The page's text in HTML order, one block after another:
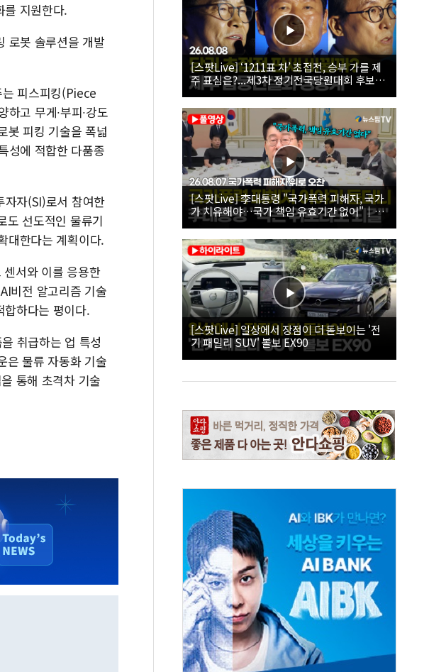
를 지원한다.
로봇 솔루션을 개발
피스피킹(Piece
고 무게∙부피∙강도
봇 피킹 기술을 폭넓
성에 적합한 다품종
자자(SI)로서 참여한
도 선도적인 물류기
대한다는 계획이다.
서와 이를 응용한
비전 알고리즘 기술
하다는 평이다.
취급하는 업 특성
은 물류 자동화 기술
통해 초격차 기술
[스팟Live] ‘1211표 차’ 초접전, 승부 가를 제
주 표심은?...제3차 정기전국당원대회 후보자
제주 합동연설회 생중계 | 26.08.08
[스팟Live] 李대통령 "국가폭력 피해자, 국가
가 치유해야…국가 책임 유효기간 없어"｜
26.08.07 국가폭력 피해자 위로 오찬
[스팟Live] 일상에서 장점이 더 돋보이는 '전
기 패밀리 SUV' 볼보 EX90